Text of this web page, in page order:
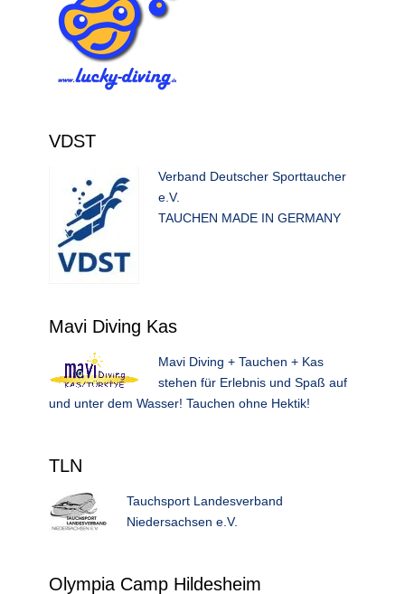
VDST
Verband Deutscher Sporttaucher
e.V.
TAUCHEN MADE IN GERMANY
Mavi Diving Kas
Mavi Diving + Tauchen + Kas
stehen für Erlebnis und Spaß auf
und unter dem Wasser! Tauchen ohne Hektik!
TLN
Tauchsport Landesverband
Niedersachsen e.V.
Olympia Camp Hildesheim